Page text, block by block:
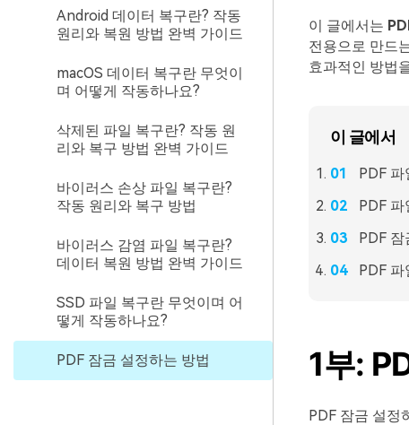
Android 데이터 복구란? 작동
원리와 복원 방법 완벽 가이드
macOS 데이터 복구란 무엇이
며 어떻게 작동하나요?
삭제된 파일 복구란? 작동 원
리와 복구 방법 완벽 가이드
바이러스 손상 파일 복구란?
작동 원리와 복구 방법
바이러스 감염 파일 복구란?
데이터 복원 방법 완벽 가이드
SSD 파일 복구란 무엇이며 어
떻게 작동하나요?
PDF 잠금 설정하는 방법
이 글에서는
전용으로 만드
효과적인 방법
이 글에서
PDF
PDF
PDF
PDF
1부:
PDF 잠금 설정